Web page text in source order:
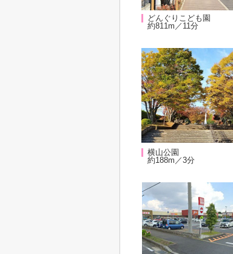
どんぐりこども園
約811m／11分
横山公園
約188m／3分